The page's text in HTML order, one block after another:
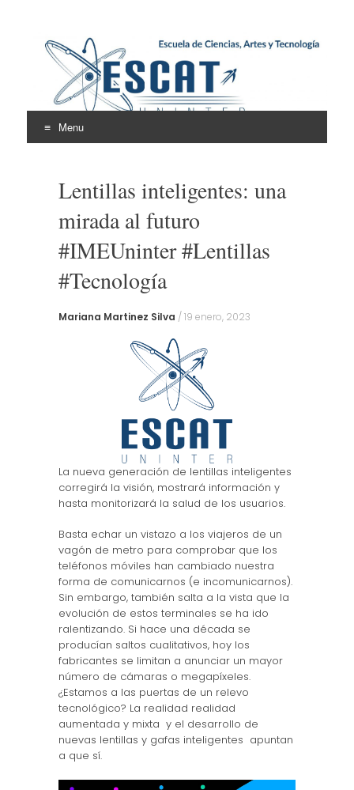
Escuela de Ciencias,
Artes y Tecnología
ESCAT
Menu
contentLentillas inteligentes: una
mirada al futuro
#IMEUninter #Lentillas
#Tecnología
Mariana Martinez Silva /19 enero, 2023
La nueva generación de lentillas inteligentes
corregirá la visión, mostrará información y
hasta monitorizará la salud de los usuarios.
Basta echar un vistazo a los viajeros de un
vagón de metro para comprobar que los
teléfonos móviles han cambiado nuestra
forma de comunicarnos (e incomunicarnos).
Sin embargo, también salta a la vista que la
evolución de estos terminales se ha ido
ralentizando. Si hace una década se
producían saltos cualitativos, hoy los
fabricantes se limitan a anunciar un mayor
número de cámaras o megapíxeles.
¿Estamos a las puertas de un relevo
tecnológico? La realidad realidad
aumentada y mixta y el desarrollo de
nuevas lentillas y gafas inteligentes apuntan
a que sí.